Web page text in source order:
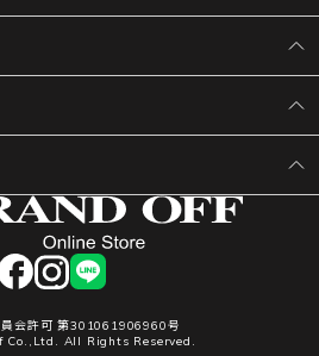
facebookinstagram
LINE
員会許可 第301061906960号
All Rights Reserved.